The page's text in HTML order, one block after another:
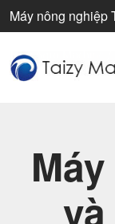
Máy nông nghiệp